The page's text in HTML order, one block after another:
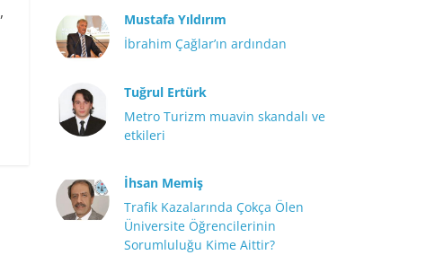
,
Mustafa Yıldırım
İbrahim Çağlar’ın ardından
Tuğrul Ertürk
Metro Turizm muavin skandalı ve
etkileri
İhsan Memiş
Trafik Kazalarında Çokça Ölen
Üniversite Öğrencilerinin
Sorumluluğu Kime Aittir?